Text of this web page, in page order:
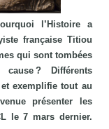
l’Histoire a
française Titiou
qui sont tombées
? Différents
et exemplifie tout au
présenter les
le 7 mars dernier.